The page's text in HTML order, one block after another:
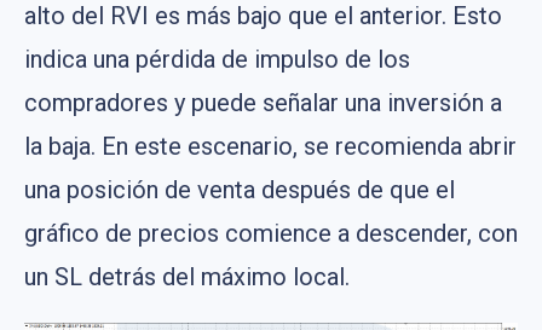
alto del RVI es más bajo que el anterior. Esto
indica una pérdida de impulso de los
compradores y puede señalar una inversión a
la baja. En este escenario, se recomienda abrir
una posición de venta después de que el
gráfico de precios comience a descender, con
un SL detrás del máximo local.